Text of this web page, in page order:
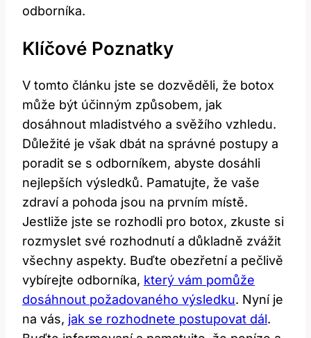
odborníka.
Klíčové Poznatky
V tomto článku jste se dozvěděli, že botox
může být účinným způsobem, jak
dosáhnout mladistvého a svěžího vzhledu.
Důležité je však dbát na správné postupy a
poradit se s odborníkem, abyste dosáhli
nejlepších výsledků. Pamatujte, že vaše
zdraví a pohoda jsou na prvním místě.
Jestliže jste se rozhodli pro botox, zkuste si
rozmyslet své rozhodnutí a důkladně zvážit
všechny aspekty. Buďte obezřetní a pečlivě
vybírejte odborníka, který vám pomůže
dosáhnout požadovaného výsledku. Nyní je
na vás, jak se rozhodnete postupovat dál.